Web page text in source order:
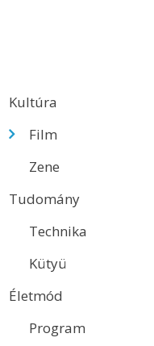
Kultúra
Film
Zene
Tudomány
Technika
Kütyü
Életmód
Program